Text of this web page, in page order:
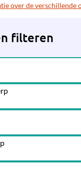
over de verschillende
filteren